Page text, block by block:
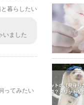
暮らしたい
いました
ってみたい